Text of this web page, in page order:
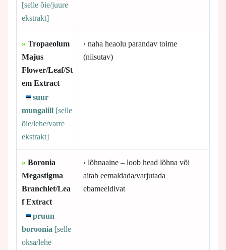
[selle õie/juure
ekstrakt]
» Tropaeolum
Majus
Flower/Leaf/St
em Extract
suur
mungalill [selle
õie/lehe/varre
ekstrakt]
› naha heaolu parandav toime
(niisutav)
» Boronia
Megastigma
Branchlet/Lea
f Extract
pruun
boroonia [selle
oksa/lehe
› lõhnaaine – loob head lõhna või
aitab eemaldada/varjutada
ebameeldivat